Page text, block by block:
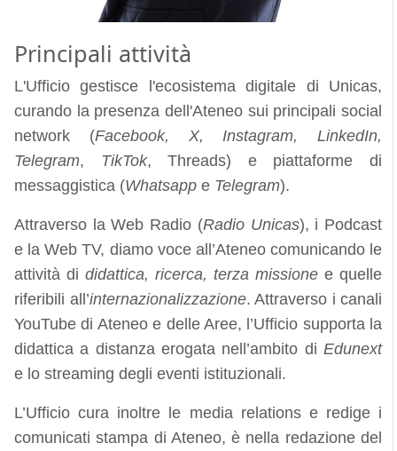
Principali attività
L'Ufficio gestisce l'ecosistema digitale di Unicas,
curando la presenza dell'Ateneo sui principali social
network (Facebook, X, Instagram, LinkedIn,
Telegram, TikTok, Threads) e piattaforme di
messaggistica (Whatsapp e Telegram).
Attraverso la Web Radio (Radio Unicas), i Podcast
e la Web TV, diamo voce all’Ateneo comunicando le
attività di didattica, ricerca, terza missione e quelle
riferibili all’internazionalizzazione. Attraverso i canali
YouTube di Ateneo e delle Aree, l’Ufficio supporta la
didattica a distanza erogata nell’ambito di Edunext
e lo streaming degli eventi istituzionali.
L’Ufficio cura inoltre le media relations e redige i
comunicati stampa di Ateneo, è nella redazione del